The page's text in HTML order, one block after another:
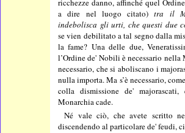
ricchezze danno, affinché quel
a dire nel luogo citato)tra il
indebolisca gli urti, che questi due
se vien debilitato a tal segno dalla
la fame? Una delle due,
l’Ordine de' Nobili è necessario nella
necessario, che si aboliscano i
nulla importa. Ma s’è necessario,
colla dismissione de' majorascati,
Monarchia cade.
Né vale ciò, che avete scritto
discendendo al particolare de' feudi,